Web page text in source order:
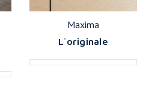
Maxima
L`originale